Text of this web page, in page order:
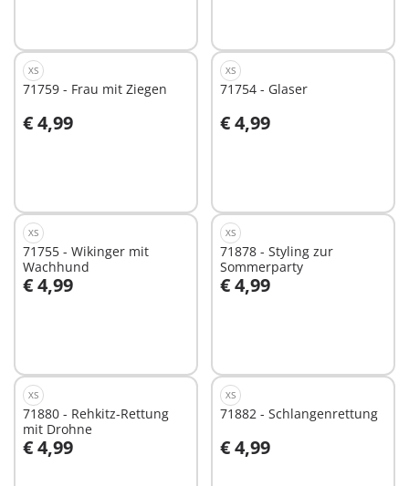
XS
71759 - Frau mit Ziegen
€ 4,99
In den Warenkorb
XS
71754 - Glaser
€ 4,99
In den Warenkorb
XS
71755 - Wikinger mit
Wachhund
€ 4,99
In den Warenkorb
XS
71878 - Styling zur
Sommerparty
€ 4,99
In den Warenkorb
XS
71880 - Rehkitz-Rettung
mit Drohne
€ 4,99
In den Warenkorb
XS
71882 - Schlangenrettung
€ 4,99
In den Warenkorb